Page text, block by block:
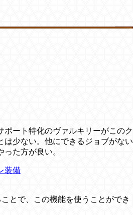
ポート特化のヴァルキリーがこのク
は少ない。他にできるジョブがない
た方が良い。
装備
とで、この機能を使うことができ